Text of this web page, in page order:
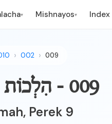
▾ Mishnayos▾ Index
002 009
009 - הִלְכוֹת פָּרָה אֲדֻמָּה פֵּרֶק ט
Perek 9